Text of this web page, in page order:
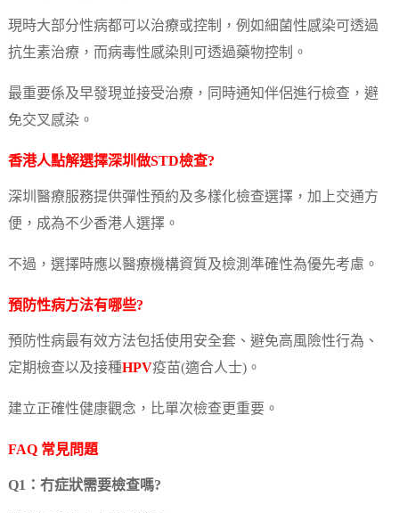
現時大部分性病都可以治療或控制，例如細菌性感染可透過
抗生素治療，而病毒性感染則可透過藥物控制。
最重要係及早發現並接受治療，同時通知伴侶進行檢查，避
免交叉感染。
香港人點解選擇深圳做STD檢查?
深圳醫療服務提供彈性預約及多樣化檢查選擇，加上交通方
便，成為不少香港人選擇。
不過，選擇時應以醫療機構資質及檢測準確性為優先考慮。
預防性病方法有哪些?
預防性病最有效方法包括使用安全套、避免高風險性行為、
定期檢查以及接種HPV疫苗(適合人士)。
建立正確性健康觀念，比單次檢查更重要。
FAQ 常見問題
Q1：冇症狀需要檢查嗎?